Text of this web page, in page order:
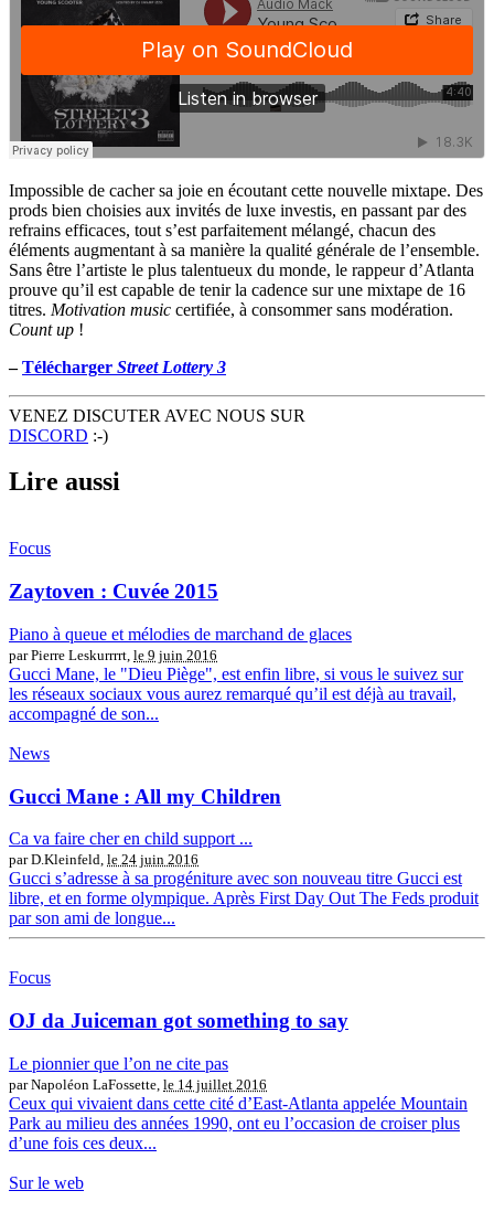
Impossible de cacher sa joie en écoutant cette nouvelle mixtape. Des
prods bien choisies aux invités de luxe investis, en passant par des
refrains efficaces, tout s’est parfaitement mélangé, chacun des
éléments augmentant à sa manière la qualité générale de l’ensemble.
Sans être l’artiste le plus talentueux du monde, le rappeur d’Atlanta
prouve qu’il est capable de tenir la cadence sur une mixtape de 16
titres. Motivation music certifiée, à consommer sans modération.
Count up !
– Télécharger Street Lottery 3
VENEZ DISCUTER AVEC NOUS SUR
DISCORD :-)
Lire aussi
Focus
Zaytoven : Cuvée 2015
Piano à queue et mélodies de marchand de glaces
par Pierre Leskurrrrt, le 9 juin 2016
Gucci Mane, le "Dieu Piège", est enfin libre, si vous le suivez sur
les réseaux sociaux vous aurez remarqué qu’il est déjà au travail,
accompagné de son...
News
Gucci Mane : All my Children
Ca va faire cher en child support ...
par D.Kleinfeld, le 24 juin 2016
Gucci s’adresse à sa progéniture avec son nouveau titre Gucci est
libre, et en forme olympique. Après First Day Out The Feds produit
par son ami de longue...
Focus
OJ da Juiceman got something to say
Le pionnier que l’on ne cite pas
par Napoléon LaFossette, le 14 juillet 2016
Ceux qui vivaient dans cette cité d’East-Atlanta appelée Mountain
Park au milieu des années 1990, ont eu l’occasion de croiser plus
d’une fois ces deux...
Sur le web